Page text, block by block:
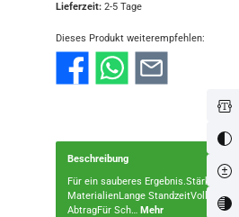
Lieferzeit: 2-5 Tage
Dieses Produkt weiterempfehlen:
Beschreibung
Für ein sauberes Ergebnis.Stärken
MaterialienLange
AbtragFür Sch… Mehr